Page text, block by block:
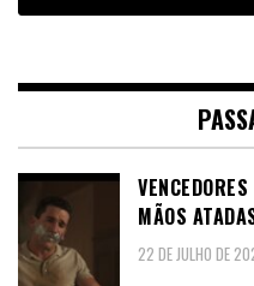
MÃOS
22 DE JULHO DE